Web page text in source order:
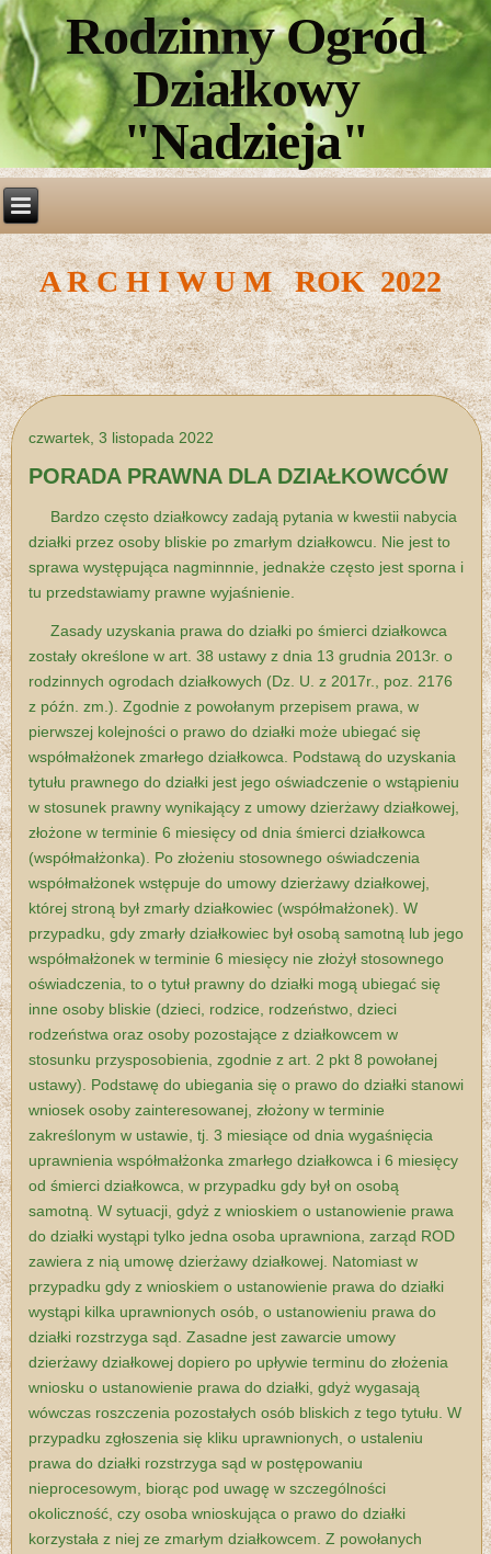
Rodzinny Ogród
Działkowy
"Nadzieja"
A R C H I W U M ROK 2022
czwartek, 3 listopada 2022
PORADA PRAWNA DLA DZIAŁKOWCÓW
Bardzo często działkowcy zadają pytania w kwestii nabycia
działki przez osoby bliskie po zmarłym działkowcu. Nie jest to
sprawa występująca nagminnnie, jednakże często jest sporna i
tu przedstawiamy prawne wyjaśnienie.
Zasady uzyskania prawa do działki po śmierci działkowca
zostały określone w art. 38 ustawy z dnia 13 grudnia 2013r. o
rodzinnych ogrodach działkowych (Dz. U. z 2017r., poz. 2176
z późn. zm.). Zgodnie z powołanym przepisem prawa, w
pierwszej kolejności o prawo do działki może ubiegać się
współmałżonek zmarłego działkowca. Podstawą do uzyskania
tytułu prawnego do działki jest jego oświadczenie o wstąpieniu
w stosunek prawny wynikający z umowy dzierżawy działkowej,
złożone w terminie 6 miesięcy od dnia śmierci działkowca
(współmałżonka). Po złożeniu stosownego oświadczenia
współmałżonek wstępuje do umowy dzierżawy działkowej,
której stroną był zmarły działkowiec (współmałżonek). W
przypadku, gdy zmarły działkowiec był osobą samotną lub jego
współmałżonek w terminie 6 miesięcy nie złożył stosownego
oświadczenia, to o tytuł prawny do działki mogą ubiegać się
inne osoby bliskie (dzieci, rodzice, rodzeństwo, dzieci
rodzeństwa oraz osoby pozostające z działkowcem w
stosunku przysposobienia, zgodnie z art. 2 pkt 8 powołanej
ustawy). Podstawę do ubiegania się o prawo do działki stanowi
wniosek osoby zainteresowanej, złożony w terminie
zakreślonym w ustawie, tj. 3 miesiące od dnia wygaśnięcia
uprawnienia współmałżonka zmarłego działkowca i 6 miesięcy
od śmierci działkowca, w przypadku gdy był on osobą
samotną. W sytuacji, gdyż z wnioskiem o ustanowienie prawa
do działki wystąpi tylko jedna osoba uprawniona, zarząd ROD
zawiera z nią umowę dzierżawy działkowej. Natomiast w
przypadku gdy z wnioskiem o ustanowienie prawa do działki
wystąpi kilka uprawnionych osób, o ustanowieniu prawa do
działki rozstrzyga sąd. Zasadne jest zawarcie umowy
dzierżawy działkowej dopiero po upływie terminu do złożenia
wniosku o ustanowienie prawa do działki, gdyż wygasają
wówczas roszczenia pozostałych osób bliskich z tego tytułu. W
przypadku zgłoszenia się kliku uprawnionych, o ustaleniu
prawa do działki rozstrzyga sąd w postępowaniu
nieprocesowym, biorąc pod uwagę w szczególności
okoliczność, czy osoba wnioskująca o prawo do działki
korzystała z niej ze zmarłym działkowcem. Z powołanych